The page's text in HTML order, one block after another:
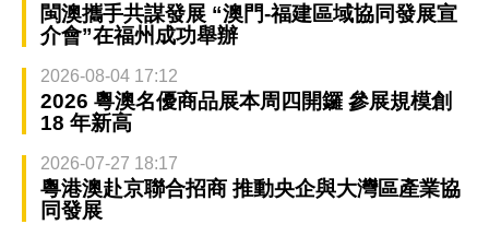
閩澳攜手共謀發展 “澳門-福建區域協同發展宣
介會”在福州成功舉辦
2026-08-04 17:12
2026 粵澳名優商品展本周四開鑼 參展規模創
18 年新高
2026-07-27 18:17
粵港澳赴京聯合招商 推動央企與大灣區產業協
同發展